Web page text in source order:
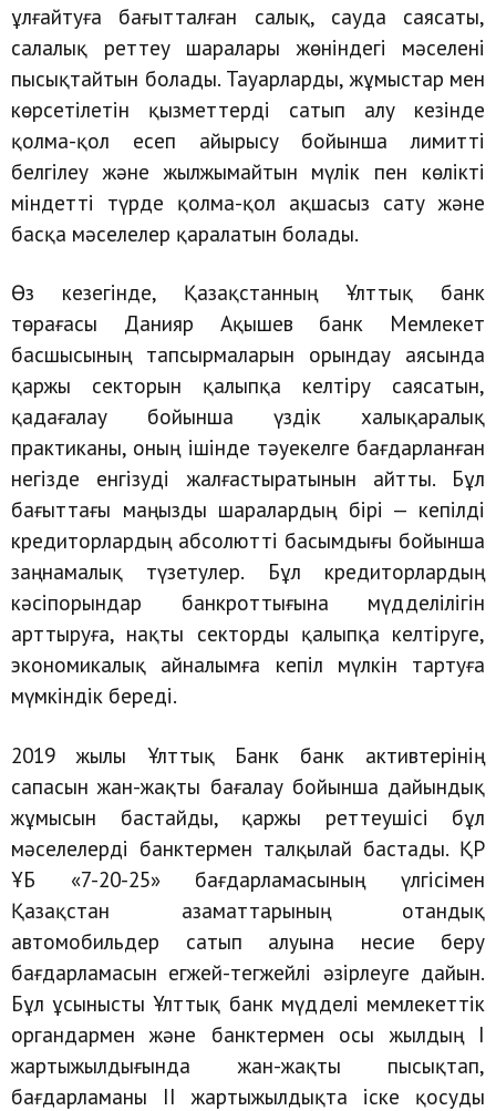
ұлғайтуға бағытталған салық, сауда саясаты,
салалық реттеу шаралары жөніндегі мәселені
пысықтайтын болады. Тауарларды, жұмыстар мен
көрсетілетін қызметтерді сатып алу кезінде
қолма-қол есеп айырысу бойынша лимитті
белгілеу және жылжымайтын мүлік пен көлікті
міндетті түрде қолма-қол ақшасыз сату және
басқа мәселелер қаралатын болады.
Өз кезегінде, Қазақстанның Ұлттық банк
төрағасы Данияр Ақышев банк Мемлекет
басшысының тапсырмаларын орындау аясында
қаржы секторын қалыпқа келтіру саясатын,
қадағалау бойынша үздік халықаралық
практиканы, оның ішінде тәуекелге бағдарланған
негізде енгізуді жалғастыратынын айтты. Бұл
бағыттағы маңызды шаралардың бірі — кепілді
кредиторлардың абсолютті басымдығы бойынша
заңнамалық түзетулер. Бұл кредиторлардың
кәсіпорындар банкроттығына мүдделілігін
арттыруға, нақты секторды қалыпқа келтіруге,
экономикалық айналымға кепіл мүлкін тартуға
мүмкіндік береді.
2019 жылы Ұлттық Банк банк активтерінің
сапасын жан-жақты бағалау бойынша дайындық
жұмысын бастайды, қаржы реттеушісі бұл
мәселелерді банктермен талқылай бастады. ҚР
ҰБ «7-20-25» бағдарламасының үлгісімен
Қазақстан азаматтарының отандық
автомобильдер сатып алуына несие беру
бағдарламасын егжей-тегжейлі әзірлеуге дайын.
Бұл ұсынысты Ұлттық банк мүдделі мемлекеттік
органдармен және банктермен осы жылдың І
жартыжылдығында жан-жақты пысықтап,
бағдарламаны ІІ жартыжылдықта іске қосуды